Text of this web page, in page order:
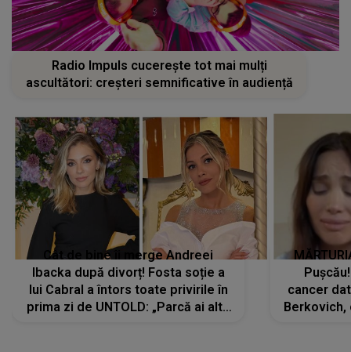
Radio Impuls cucerește tot mai mulți
ascultători: creșteri semnificative în audiență
Cât de bine îi merge Andreei
Ibacka după divorț! Fosta soție a
lui Cabral a întors toate privirile în
prima zi de UNTOLD: „Parcă ai altă
cancer